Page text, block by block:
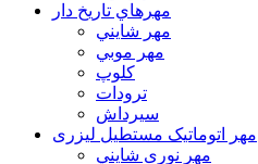
مهرهاي تاريخ دار
مهر شايني
مهر موبي
کلوپ
ترودات
سیرداش
مهر اتوماتیک مستطیل لیزری
مهر نوری شايني